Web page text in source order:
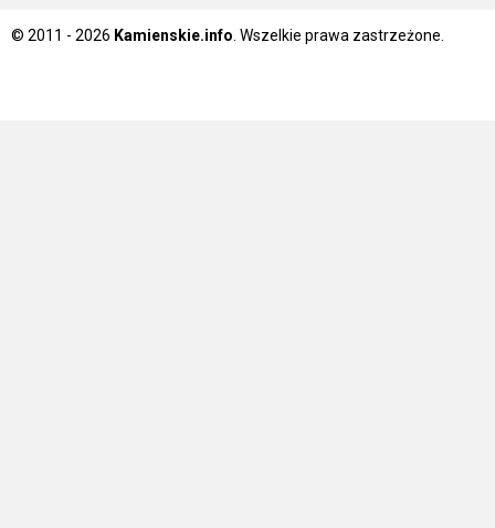
© 2011 - 2026 Kamienskie.info . Wszelkie prawa zastrzeżone.